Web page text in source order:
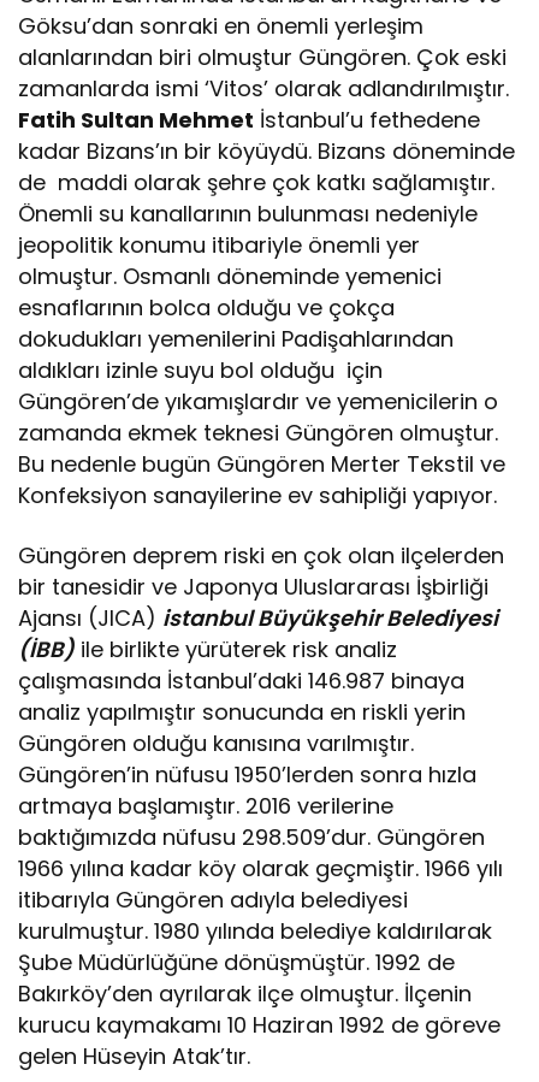
Göksu’dan sonraki en önemli yerleşim
alanlarından biri olmuştur Güngören. Çok eski
zamanlarda ismi ‘Vitos’ olarak adlandırılmıştır.
Fatih Sultan Mehmet İstanbul’u fethedene
kadar Bizans’ın bir köyüydü. Bizans döneminde
de maddi olarak şehre çok katkı sağlamıştır.
Önemli su kanallarının bulunması nedeniyle
jeopolitik konumu itibariyle önemli yer
olmuştur. Osmanlı döneminde yemenici
esnaflarının bolca olduğu ve çokça
dokudukları yemenilerini Padişahlarından
aldıkları izinle suyu bol olduğu için
Güngören’de yıkamışlardır ve yemenicilerin o
zamanda ekmek teknesi Güngören olmuştur.
Bu nedenle bugün Güngören Merter Tekstil ve
Konfeksiyon sanayilerine ev sahipliği yapıyor.
Güngören deprem riski en çok olan ilçelerden
bir tanesidir ve Japonya Uluslararası İşbirliği
Ajansı (JICA) istanbul Büyükşehir Belediyesi
(İBB) ile birlikte yürüterek risk analiz
çalışmasında İstanbul’daki 146.987 binaya
analiz yapılmıştır sonucunda en riskli yerin
Güngören olduğu kanısına varılmıştır.
Güngören’in nüfusu 1950’lerden sonra hızla
artmaya başlamıştır. 2016 verilerine
baktığımızda nüfusu 298.509’dur. Güngören
1966 yılına kadar köy olarak geçmiştir. 1966 yılı
itibarıyla Güngören adıyla belediyesi
kurulmuştur. 1980 yılında belediye kaldırılarak
Şube Müdürlüğüne dönüşmüştür. 1992 de
Bakırköy’den ayrılarak ilçe olmuştur. İlçenin
kurucu kaymakamı 10 Haziran 1992 de göreve
gelen Hüseyin Atak’tır.